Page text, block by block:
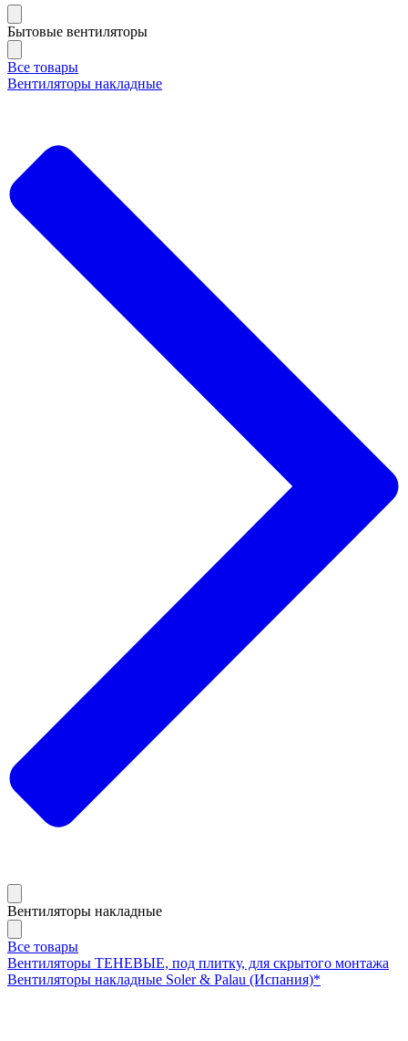
Бытовые вентиляторы
Все товары
Вентиляторы накладные
Вентиляторы накладные
Все товары
Вентиляторы ТЕНЕВЫЕ, под плитку, для скрытого монтажа
Вентиляторы накладные Soler & Palau (Испания)*